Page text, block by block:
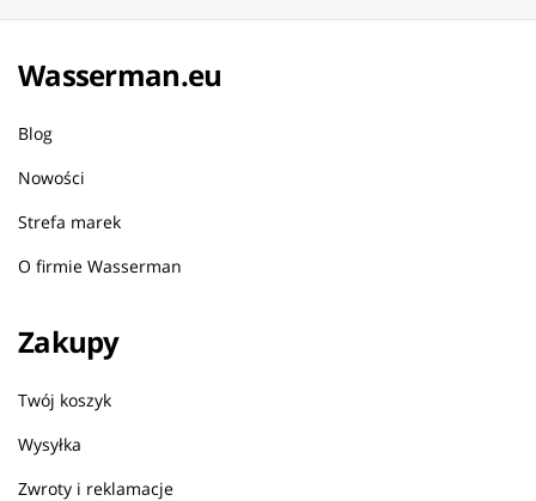
Wasserman.eu
Blog
Nowości
Strefa marek
O firmie Wasserman
Zakupy
Twój koszyk
Wysyłka
Zwroty i reklamacje